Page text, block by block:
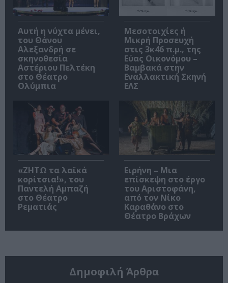
Αυτή η νύχτα μένει,
του Θάνου
Αλεξανδρή σε
σκηνοθεσία
Αστέριου Πελτέκη
στο Θέατρο
Ολύμπια
Μεσοτοιχίες ή
Μικρή Προσευχή
στις 3κ46 π.μ., της
Εύας Οικονόμου –
Βαμβακά στην
Εναλλακτική Σκηνή
ΕΛΣ
«ΖΗΤΩ τα λαϊκά
κορίτσια!», του
Παντελή Αμπαζή
στο Θέατρο
Ρεματιάς
Ειρήνη – Μια
επίσκεψη στο έργο
του Αριστοφάνη,
από τον Νίκο
Καραθάνο στο
Θέατρο Βράχων
Δημοφιλή Άρθρα